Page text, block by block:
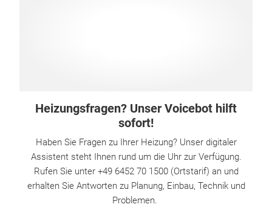
Heizungsfragen? Unser Voicebot hilft
sofort!
Haben Sie Fragen zu Ihrer Heizung? Unser digitaler
Assistent steht Ihnen rund um die Uhr zur Verfügung.
Rufen Sie unter +49 6452 70 1500 (Ortstarif) an und
erhalten Sie Antworten zu Planung, Einbau, Technik und
Problemen.